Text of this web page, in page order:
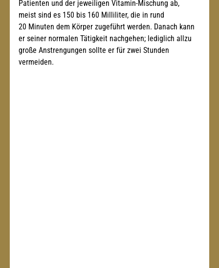
Patienten und der jeweiligen Vitamin-Mischung ab,
meist sind es 150 bis 160 Milliliter, die in rund
20 Minuten dem Körper zugeführt werden. Danach kann
er seiner normalen Tätigkeit nachgehen; lediglich allzu
große Anstrengungen sollte er für zwei Stunden
vermeiden.